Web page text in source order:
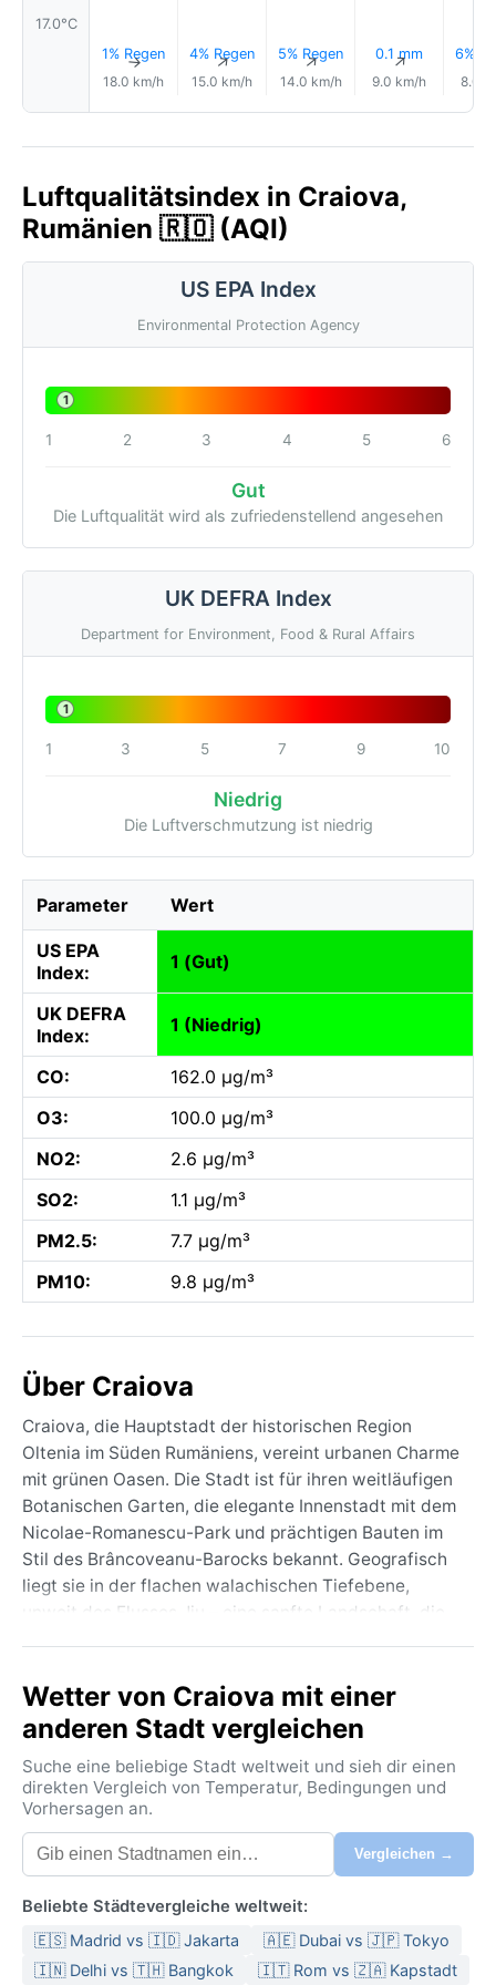
17.0°C
1% Regen
↑
18.0 km/h
4% Regen
↑
15.0 km/h
5% Regen
↑
14.0 km/h
0.1 mm
↑
9.0 km/h
6%
8.0
Luftqualitätsindex in Craiova,
Rumänien 🇷🇴 (AQI)
US EPA Index
Environmental Protection Agency
1
1 2 3 4 5 6
Gut
Die Luftqualität wird als zufriedenstellend angesehen
UK DEFRA Index
Department for Environment, Food & Rural Affairs
1
1 3 5 7 9 10
Niedrig
Die Luftverschmutzung ist niedrig
Parameter Wert
US EPA
Index:
1 (Gut)
UK DEFRA
Index:
1 (Niedrig)
CO:
162.0 µg/m³
O3:
100.0 µg/m³
NO2:
2.6 µg/m³
SO2:
1.1 µg/m³
PM2.5:
7.7 µg/m³
PM10:
9.8 µg/m³
Über Craiova
Craiova, die Hauptstadt der historischen Region
Oltenia im Süden Rumäniens, vereint urbanen Charme
mit grünen Oasen. Die Stadt ist für ihren weitläufigen
Botanischen Garten, die elegante Innenstadt mit dem
Nicolae-Romanescu-Park und prächtigen Bauten im
Stil des Brâncoveanu-Barocks bekannt. Geografisch
liegt sie in der flachen walachischen Tiefebene,
unweit des Flusses Jiu – eine sanfte Landschaft, die
während die orthodoxen Kirchen und das
Kunstmuseum einen tiefen Einblick in die rumänische
Kultur geben.
Das Klima folgt dem Typ Dfa, einem feuchten
Kontinentalklima mit heißen Sommern und kalten
Wintern. Die Sommer werden von Temperaturen um
30 °C und drückender Luftfeuchtigkeit begleitet,
Thermometer oft unter den Gefrierpunkt, Schneefälle
und eisige Winde sind keine Seltenheit. Die
Übergangsjahreszeiten bringen milde Tage, aber
Wetter von Craiova mit einer
anderen Stadt vergleichen
Suche eine beliebige Stadt weltweit und sieh dir einen
direkten Vergleich von Temperatur, Bedingungen und
Vorhersagen an.
Vergleichen →
Beliebte Städtevergleiche weltweit:
🇪🇸 Madrid vs 🇮🇩 Jakarta
🇦🇪 Dubai vs 🇯🇵 Tokyo
🇮🇳 Delhi vs 🇹🇭 Bangkok
🇮🇹 Rom vs 🇿🇦 Kapstadt